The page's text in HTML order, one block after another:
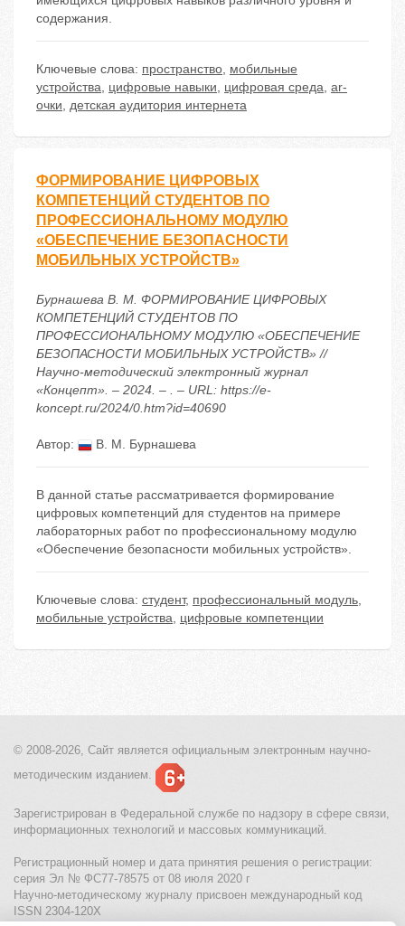
содержания.
Ключевые слова: пространство, мобильные
устройства, цифровые навыки, цифровая среда, ar-
очки, детская аудитория интернета
ФОРМИРОВАНИЕ ЦИФРОВЫХ
КОМПЕТЕНЦИЙ СТУДЕНТОВ ПО
ПРОФЕССИОНАЛЬНОМУ МОДУЛЮ
«ОБЕСПЕЧЕНИЕ БЕЗОПАСНОСТИ
МОБИЛЬНЫХ УСТРОЙСТВ»
Бурнашева В. М. ФОРМИРОВАНИЕ ЦИФРОВЫХ
КОМПЕТЕНЦИЙ СТУДЕНТОВ ПО
ПРОФЕССИОНАЛЬНОМУ МОДУЛЮ «ОБЕСПЕЧЕНИЕ
БЕЗОПАСНОСТИ МОБИЛЬНЫХ УСТРОЙСТВ» //
Научно-методический электронный журнал
«Концепт». – 2024. – . – URL: https://e-
koncept.ru/2024/0.htm?id=40690
Автор: В. М. Бурнашева
В данной статье рассматривается формирование
цифровых компетенций для студентов на примере
лабораторных работ по профессиональному модулю
«Обеспечение безопасности мобильных устройств».
Ключевые слова: студент, профессиональный модуль,
мобильные устройства, цифровые компетенции
© 2008-2026, Сайт является официальным электронным научно-
методическим изданием.
Зарегистрирован в Федеральной службе по надзору в сфере связи,
информационных технологий и массовых коммуникаций.
Регистрационный номер и дата принятия решения о регистрации:
серия Эл № ФС77-78575 от 08 июля 2020 г
Научно-методическому журналу присвоен международный код
ISSN 2304-120X